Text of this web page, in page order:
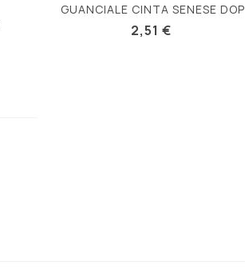
Vue rapide
GUANCIALE CINTA SENESE DOP
2,51 €